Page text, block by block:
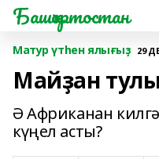
Башҡортостан
Матур үтһен ялығыҙ 29
Майҙан
Ә Африканан
күңел асты?